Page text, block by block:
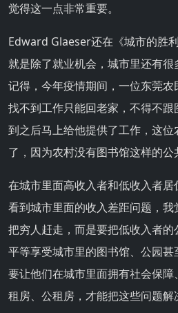
觉得这一点非常重要。
Edward Glaeser还在《城市的胜
就是除了就业机会，城市里还有
记得，今年疫情期间，一位东莞
找不到工作只能回老家，不得不
到之后马上给他提供了工作，这
了，因为农村没有图书馆这样的公
在城市里面高收入者和低收入者
看到城市里面的收入差距问题，
把穷人赶走，而是要把低收入者
平等享受城市里的图书馆、公园甚
要让他们在城市里面拥有社会保
租房、公租房，才能把这些问题解